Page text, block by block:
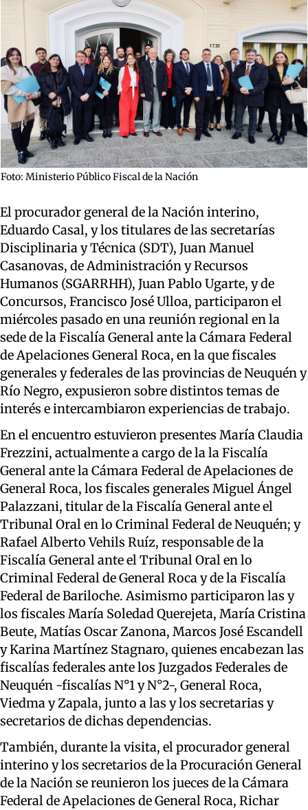
Foto: Ministerio Público Fiscal de la Nación
El procurador general de la Nación interino,
Eduardo Casal, y los titulares de las secretarías
Disciplinaria y Técnica (SDT), Juan Manuel
Casanovas, de Administración y Recursos
Humanos (SGARRHH), Juan Pablo Ugarte, y de
Concursos, Francisco José Ulloa, participaron el
miércoles pasado en una reunión regional en la
sede de la Fiscalía General ante la Cámara Federal
de Apelaciones General Roca, en la que fiscales
generales y federales de las provincias de Neuquén y
Río Negro, expusieron sobre distintos temas de
interés e intercambiaron experiencias de trabajo.
En el encuentro estuvieron presentes María Claudia
Frezzini, actualmente a cargo de la la Fiscalía
General ante la Cámara Federal de Apelaciones de
General Roca, los fiscales generales Miguel Ángel
Palazzani, titular de la Fiscalía General ante el
Tribunal Oral en lo Criminal Federal de Neuquén; y
Rafael Alberto Vehils Ruíz, responsable de la
Fiscalía General ante el Tribunal Oral en lo
Criminal Federal de General Roca y de la Fiscalía
Federal de Bariloche. Asimismo participaron las y
los fiscales María Soledad Querejeta, María Cristina
Beute, Matías Oscar Zanona, Marcos José Escandell
y Karina Martínez Stagnaro, quienes encabezan las
fiscalías federales ante los Juzgados Federales de
Neuquén -fiscalías N°1 y N°2-, General Roca,
Viedma y Zapala, junto a las y los secretarias y
secretarios de dichas dependencias.
También, durante la visita, el procurador general
interino y los secretarios de la Procuración General
de la Nación se reunieron los jueces de la Cámara
Federal de Apelaciones de General Roca, Richar